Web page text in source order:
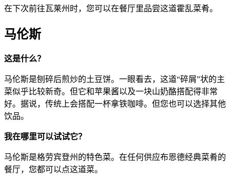
在下次前往瓦莱州时，您可以在餐厅里品尝这道霍乱菜肴。
马伦斯
这是什么？
马伦斯是刨碎后煎炒的土豆饼。一眼看去，这道“碎屑”状的主
菜似乎比较新奇。但它和苹果酱以及一块山奶酪搭配得非常
好。据说，传统上会搭配一杯拿铁咖啡。但您也可以选择其他
饮品。
我在哪里可以试试它？
马伦斯是格劳宾登州的特色菜。在任何供应布恩德经典菜肴的
餐厅，您都可以点这道菜。